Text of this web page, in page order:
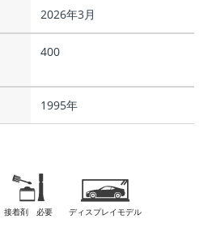
2026年3月
400
1995年
接着剤 必要 ディスプレイモデル